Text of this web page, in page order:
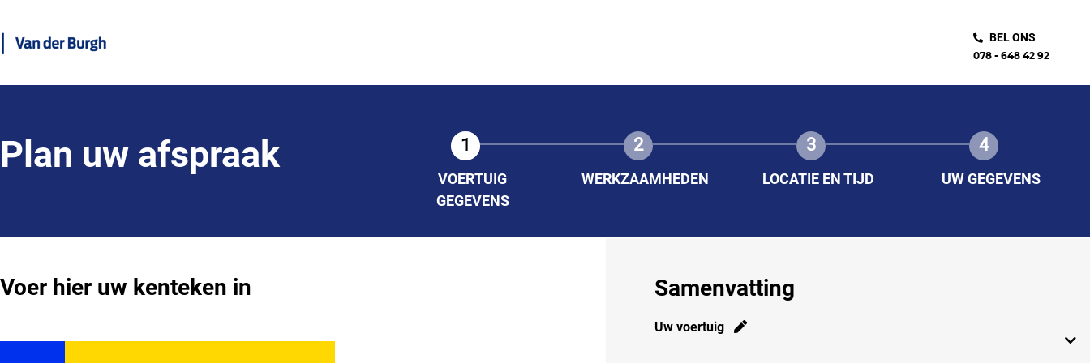
BEL ONS
078 - 648 42 92
Plan uw afspraak 1
VOERTUIG
GEGEVENS
2
WERKZAAMHEDEN
3
LOCATIE EN TIJD
4
UW GEGEVENS
Samenvatting
Uw voertuig
Voer hier uw kenteken in